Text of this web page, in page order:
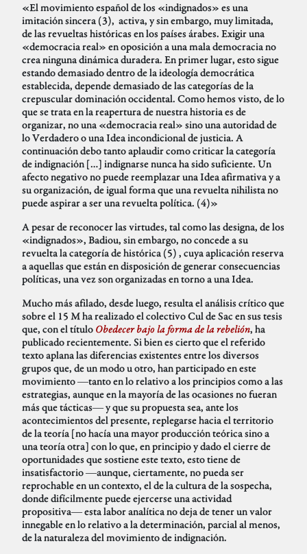
«El movimiento español de los «indignados» es una
imitación sincera (3), activa, y sin embargo, muy limitada,
de las revueltas históricas en los países árabes. Exigir una
«democracia real» en oposición a una mala democracia no
crea ninguna dinámica duradera. En primer lugar, esto sigue
estando demasiado dentro de la ideología democrática
establecida, depende demasiado de las categorías de la
crepuscular dominación occidental. Como hemos visto, de lo
que se trata en la reapertura de nuestra historia es de
organizar, no una «democracia real» sino una autoridad de
lo Verdadero o una Idea incondicional de justicia. A
continuación debo tanto aplaudir como criticar la categoría
de indignación […] indignarse nunca ha sido suficiente. Un
afecto negativo no puede reemplazar una Idea afirmativa y a
su organización, de igual forma que una revuelta nihilista no
puede aspirar a ser una revuelta política. (4)»
A pesar de reconocer las virtudes, tal como las designa, de los
«indignados», Badiou, sin embargo, no concede a su
revuelta la categoría de histórica (5) , cuya aplicación reserva
a aquellas que están en disposición de generar consecuencias
políticas, una vez son organizadas en torno a una Idea.
Mucho más afilado, desde luego, resulta el análisis crítico que
sobre el 15 M ha realizado el colectivo Cul de Sac en sus tesis
que, con el título Obedecer bajo la forma de la rebelión, ha
publicado recientemente. Si bien es cierto que el referido
texto aplana las diferencias existentes entre los diversos
grupos que, de un modo u otro, han participado en este
movimiento ―tanto en lo relativo a los principios como a las
estrategias, aunque en la mayoría de las ocasiones no fueran
más que tácticas― y que su propuesta sea, ante los
acontecimientos del presente, replegarse hacia el territorio
de la teoría [no hacía una mayor producción teórica sino a
una teoría otra] con lo que, en principio y dado el cierre de
oportunidades que sostiene este texto, esto tiene de
insatisfactorio ―aunque, ciertamente, no pueda ser
reprochable en un contexto, el de la cultura de la sospecha,
donde difícilmente puede ejercerse una actividad
propositiva― esta labor analítica no deja de tener un valor
innegable en lo relativo a la determinación, parcial al menos,
de la naturaleza del movimiento de indignación.